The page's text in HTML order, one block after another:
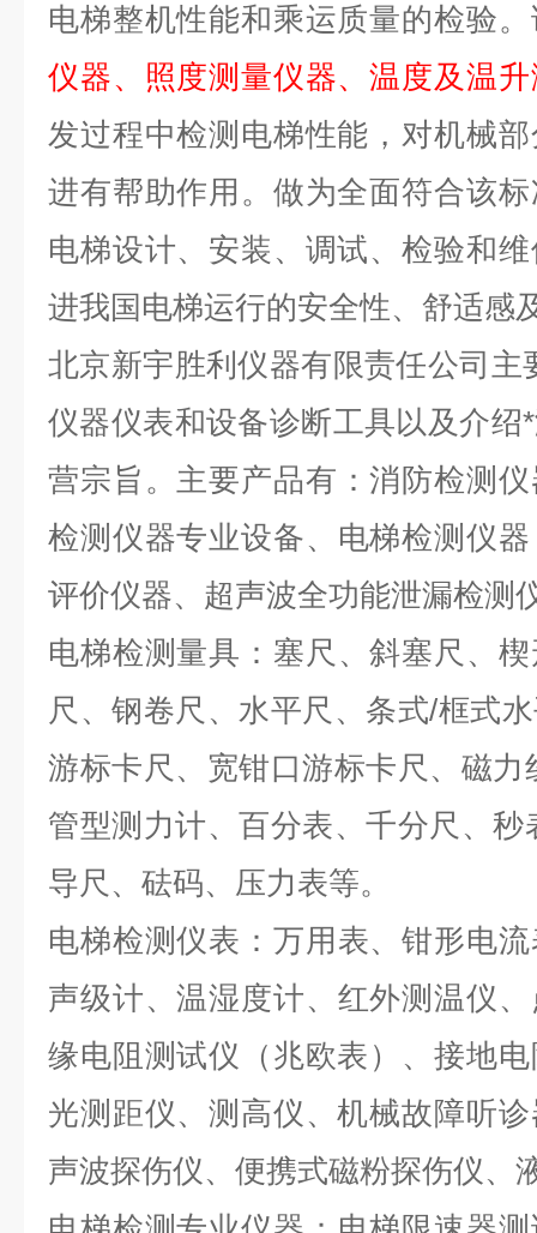
电梯整机性能和乘运质量的检验
仪器、照度测量仪器、温度及温
发过程中检测电梯性能，对机械
进有帮助作用。做为全面符合该
电梯设计、安装、调试、检验和
进我国电梯运行的安全性、舒适感
北京新宇胜利仪器有限责任公司 主
仪器仪表和设备诊断工具以及介绍
营宗旨。 主要产品有：消防检测
检测 仪器专业设备、 电梯检测仪
评价仪器、 超声波全功能泄漏检测
电梯检测量具： 塞尺 、斜塞尺、
尺、钢卷尺、水平尺、条式/框式
游标卡尺、宽钳口游标卡尺、 磁力
管型测力计、百分表、千分尺、秒
导尺 、 砝码、压力表等。
电梯检测仪表： 万用表、钳形电
声级计、温湿度计、 红外测温仪、
缘电阻测试仪（兆欧表）、接地
光测距仪、测高仪、机械故障听
声波探伤仪、便携式磁粉探伤仪、